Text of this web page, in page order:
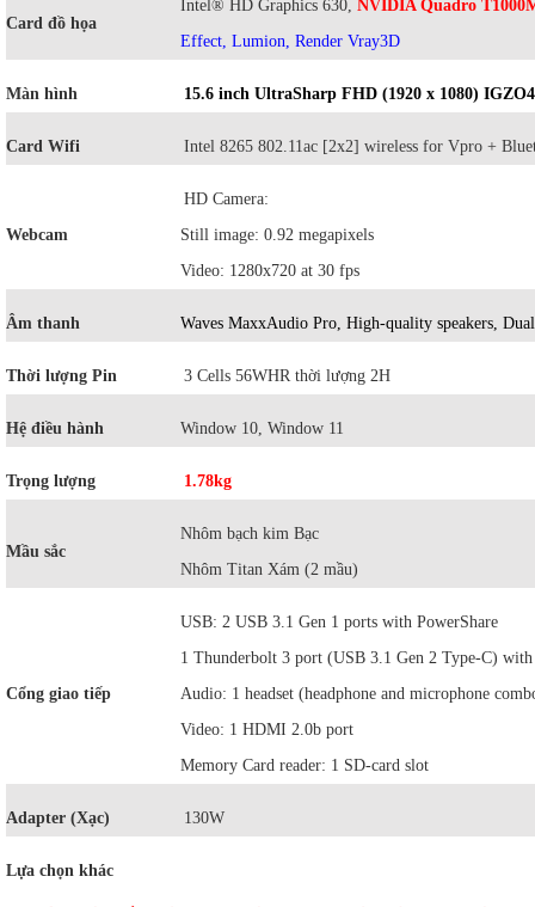
Card đồ họa
Intel® HD Graphics 630, NVIDIA Quadro
Effect, Lumion, Render Vray3D
Màn hình 15.6 inch UltraSharp FHD (1920 x 1080)
Card Wifi Intel 8265 802.11ac [2x2] wireless for Vpro +
Webcam
HD Camera:
Still image: 0.92 megapixels
Video: 1280x720 at 30 fps
Âm thanh Waves MaxxAudio Pro, High-quality speakers,
Thời lượng Pin 3 Cells 56WHR thời lượng 2H
Hệ điều hành Window 10, Window 11
Trọng lượng 1.78kg
Mầu sắc
Nhôm bạch kim Bạc
Nhôm Titan Xám (2 mầu)
Cổng giao tiếp
USB: 2 USB 3.1 Gen 1 ports with PowerShare
1 Thunderbolt 3 port (USB 3.1 Gen 2 Type-C)
Audio: 1 headset (headphone and microphone
Video: 1 HDMI 2.0b port
Memory Card reader: 1 SD-card slot
Adapter (Xạc) 130W
Lựa chọn khác